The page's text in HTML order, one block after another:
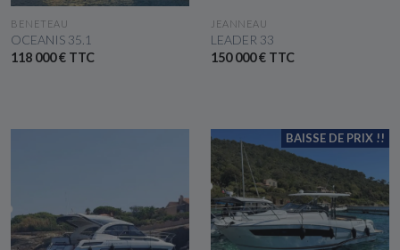
VOIR LE BATEAU
BENETEAU
OCEANIS 35.1
118 000 € TTC
VOIR LE BATEAU
JEANNEAU
LEADER 33
150 000 € TTC
BAISSE DE PRIX !!